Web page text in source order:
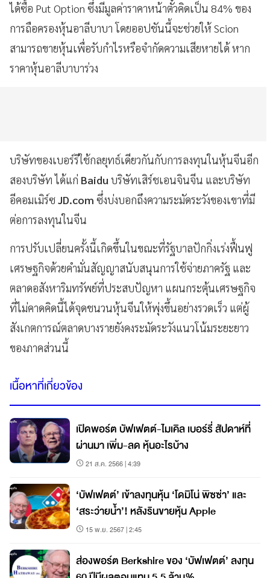
ได้ซื้อ Put Option ซึ่งมีมูลค่าราคาหน้าตั๋วคิดเป็น 84% ของ
การถือครองหุ้นอาลีบาบา โดยออปชันนี้จะช่วยให้ Scion
สามารถขายหุ้นเพื่อรับกำไรหรือจำกัดความเสียหายได้ หาก
ราคาหุ้นอาลีบาบาร่วง
บริษัทของเบอร์รีใช้กลยุทธ์เดียวกันกับการลงทุนในหุ้นจีนอีก
สองบริษัท ได้แก่ Baidu บริษัทเสิร์ชเอนจินจีน และบริษัท
อีคอมเมิร์ซJD.com ซึ่งบ่งบอกถึงความระมัดระวังของเขาที่มี
ต่อการลงทุนในจีน
การปรับเปลี่ยนครั้งนี้เกิดขึ้นในขณะที่รัฐบาลปักกิ่งเร่งฟื้นฟู
เศรษฐกิจด้วยคำมั่นสัญญาสนับสนุนการใช้จ่ายภาครัฐ และ
ตลาดอสังหาริมทรัพย์ที่ประสบปัญหา แผนกระตุ้นเศรษฐกิจ
ที่ไม่คาดคิดนี้ได้จุดชนวนหุ้นจีนให้พุ่งขึ้นอย่างรวดเร็ว แต่ผู้
สังเกตการณ์ตลาดบางรายยังคงระมัดระวังแนวโน้มระยะยาว
ของภาคส่วนนี้
เนื้อหาที่เกี่ยวข้อง
เปิดพอร์ต บัฟเฟตต์-ไมเคิล เบอร์รี่ สัปดาห์ที่
ผ่านมา เพิ่ม-ลด หุ้นอะไรบ้าง
21 ส.ค. 2566 | 4:39
‘บัฟเฟตต์’ เข้าลงทุนหุ้น ‘โดมิโน่ พิซซ่า’ และ
‘สระว่ายน้ำ’! หลังรินขายหุ้น Apple
15 พ.ย. 2567 | 2:45
ส่องพอร์ต Berkshire ของ ‘บัฟเฟตต์’ ลงทุน